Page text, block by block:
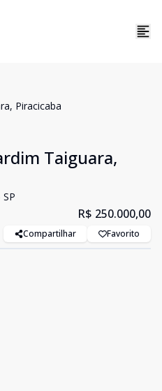
Piracicaba
Taiguara,
R$ 250.000,00
Compartilhar Favorito